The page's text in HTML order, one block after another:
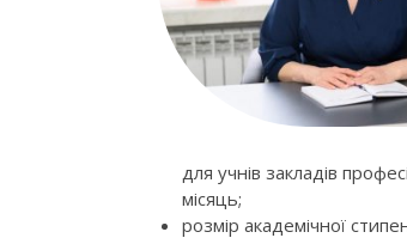
для учнів закладів
місяць;
розмір академічної